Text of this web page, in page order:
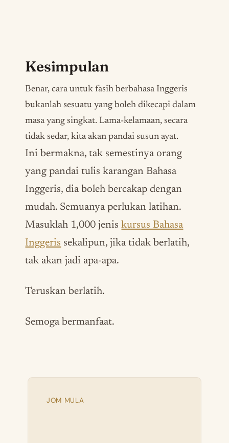
Kesimpulan
Benar, cara untuk fasih berbahasa Inggeris
bukanlah sesuatu yang boleh dikecapi dalam
masa yang singkat. Lama-kelamaan, secara
tidak sedar, kita akan pandai susun ayat.
Ini bermakna, tak semestinya orang
yang pandai tulis karangan Bahasa
Inggeris, dia boleh bercakap dengan
mudah. Semuanya perlukan latihan.
Masuklah 1,000 jeniskursus Bahasa
Inggeris sekalipun, jika tidak berlatih,
tak akan jadi apa-apa.
Teruskan berlatih.
Semoga bermanfaat.
JOM MULA